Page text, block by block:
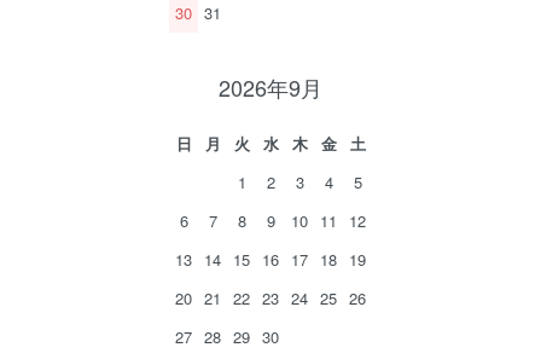
30 31
2026年9月
日 月 火 水 木 金
土
1
2 3 4
5
6
7 8 9 10 11
12
13 14 15 16 17 18 19
20 21 22 23 24 25 26
27 28 29 30